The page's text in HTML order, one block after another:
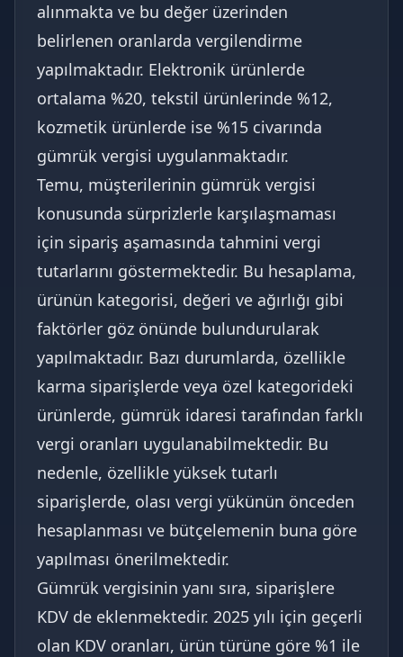
alınmakta ve bu değer üzerinden
belirlenen oranlarda vergilendirme
yapılmaktadır. Elektronik ürünlerde
ortalama %20, tekstil ürünlerinde %12,
kozmetik ürünlerde ise %15 civarında
gümrük vergisi uygulanmaktadır.
Temu, müşterilerinin gümrük vergisi
konusunda sürprizlerle karşılaşmaması
için sipariş aşamasında tahmini vergi
tutarlarını göstermektedir. Bu hesaplama,
ürünün kategorisi, değeri ve ağırlığı gibi
faktörler göz önünde bulundurularak
yapılmaktadır. Bazı durumlarda, özellikle
karma siparişlerde veya özel kategorideki
ürünlerde, gümrük idaresi tarafından farklı
vergi oranları uygulanabilmektedir. Bu
nedenle, özellikle yüksek tutarlı
siparişlerde, olası vergi yükünün önceden
hesaplanması ve bütçelemenin buna göre
yapılması önerilmektedir.
Gümrük vergisinin yanı sıra, siparişlere
KDV de eklenmektedir. 2025 yılı için geçerli
olan KDV oranları, ürün türüne göre %1 ile